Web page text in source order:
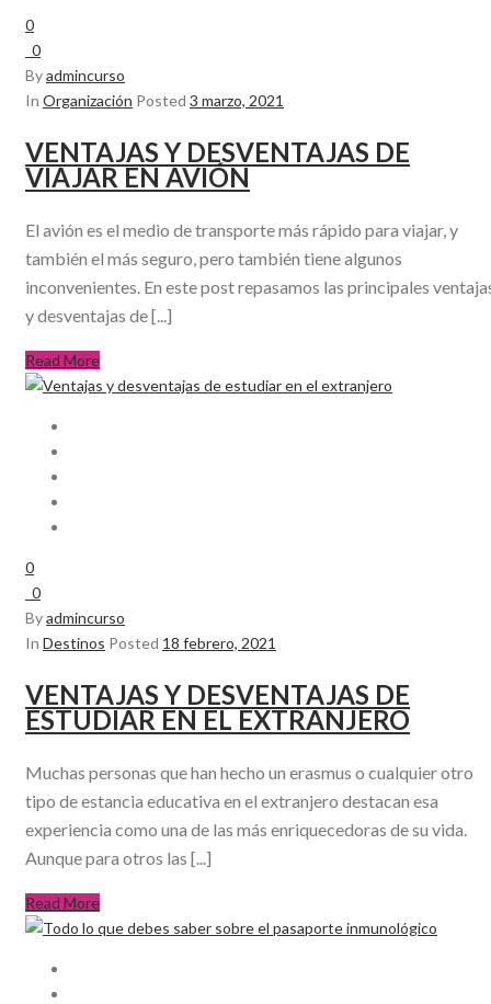
0
0
Byadmincurso
In Organización Posted 3 marzo, 2021
VENTAJAS Y DESVENTAJAS DE
VIAJAR EN AVIÓN
El avión es el medio de transporte más rápido para viajar, y
también el más seguro, pero también tiene algunos
inconvenientes. En este post repasamos las principales
y desventajas de [...]
Read More
0
0
Byadmincurso
In Destinos Posted 18 febrero, 2021
VENTAJAS Y DESVENTAJAS DE
ESTUDIAR EN EL EXTRANJERO
Muchas personas que han hecho un erasmus o cualquier otro
tipo de estancia educativa en el extranjero destacan esa
experiencia como una de las más enriquecedoras de su vida.
Aunque para otros las [...]
Read More